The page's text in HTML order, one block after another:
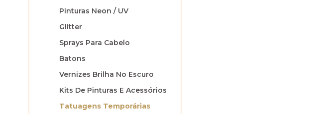
Pinturas Neon / UV
Glitter
Sprays Para Cabelo
Batons
Vernizes Brilha No Escuro
Kits De Pinturas E Acessórios
Tatuagens Temporárias